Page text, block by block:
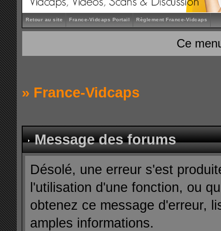
Retour au site France-Vidcaps Portail Règlement France-Vidcaps
Ce
» France-Vidcaps
Message des forums
Désolé, une erreur s'est
l'utilisation d'une fonction, ou
obtenez ce message d'erreur,
amples informations.